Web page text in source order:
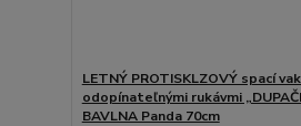
LETNÝ PROTISKLZOVÝ spací
odopínateľnými rukávmi
BAVLNA Panda 70cm